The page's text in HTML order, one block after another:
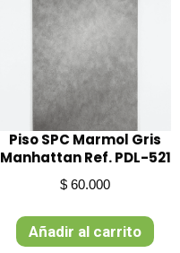
Piso SPC Marmol Gris
Manhattan Ref. PDL-521
$ 60.000
Añadir al carrito